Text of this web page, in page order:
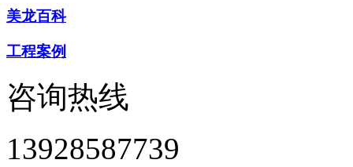
美龙百科
工程案例
咨询热线
13928587739